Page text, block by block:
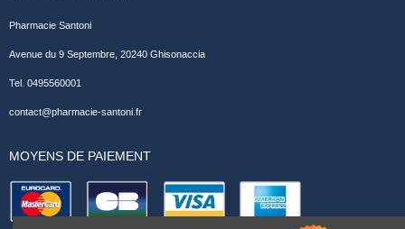
Pharmacie Santoni
Avenue du 9 Septembre, 20240 Ghisonaccia
Tel. 0495560001
contact@pharmacie-santoni.fr
MOYENS DE PAIEMENT